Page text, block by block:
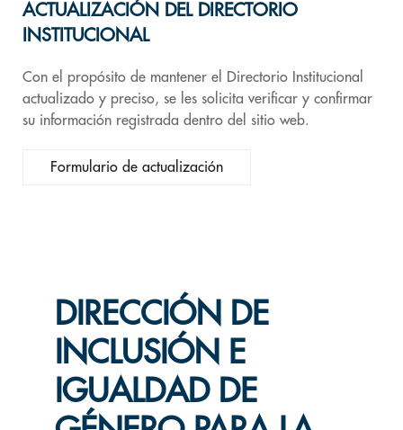
ACTUALIZACIÓN DEL DIRECTORIO
INSTITUCIONAL
Con el propósito de mantener el Directorio Institucional
actualizado y preciso, se les solicita verificar y confirmar
su información registrada dentro del sitio web.
Formulario de actualización
DIRECCIÓN DE
INCLUSIÓN E
IGUALDAD DE